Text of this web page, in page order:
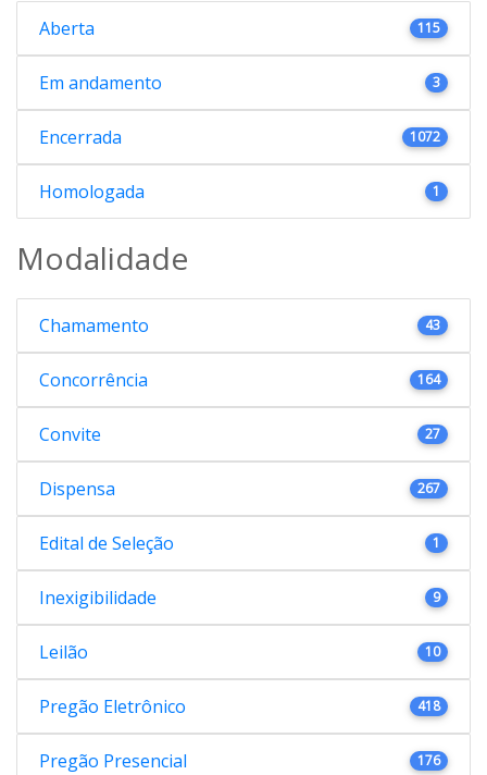
Aberta 115
Em andamento 3
Encerrada 1072
Homologada 1
Modalidade
Chamamento 43
Concorrência 164
Convite 27
Dispensa 267
Edital de Seleção 1
Inexigibilidade 9
Leilão 10
Pregão Eletrônico 418
Pregão Presencial 176